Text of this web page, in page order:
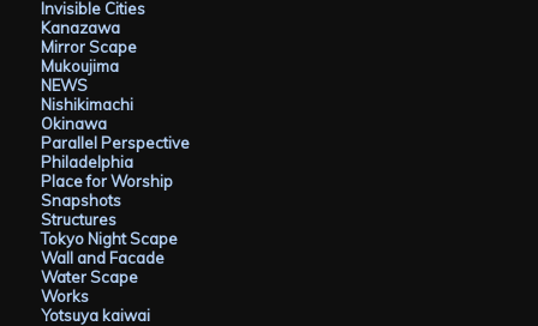
Invisible Cities
Kanazawa
Mirror Scape
Mukoujima
NEWS
Nishikimachi
Okinawa
Parallel Perspective
Philadelphia
Place for Worship
Snapshots
Structures
Tokyo Night Scape
Wall and Facade
Water Scape
Works
Yotsuya kaiwai